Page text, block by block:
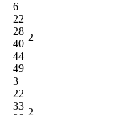
6
22
28
40
44
49
2
3
22
33
2